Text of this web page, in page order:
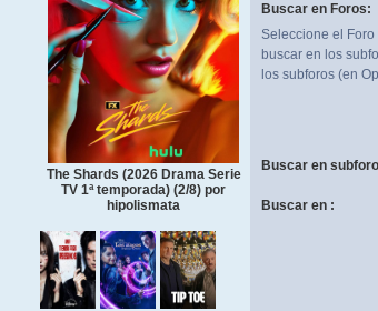
The Shards (2026 Drama Serie
TV 1ª temporada) (2/8) por
hipolismata
Buscar en Foros:
Seleccione el
buscar en los
los subforos (en
Buscar en
Buscar en :